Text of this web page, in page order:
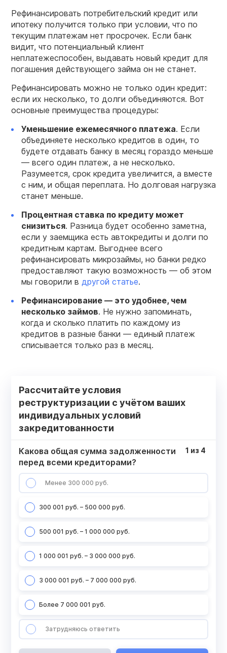
Рефинансировать потребительский кредит или
ипотеку получится только при условии, что по
текущим платежам нет просрочек. Если банк
видит, что потенциальный клиент
неплатежеспособен, выдавать новый кредит для
погашения действующего займа он не станет.
Рефинансировать можно не только один кредит:
если их несколько, то долги объединяются. Вот
основные преимущества процедуры:
Уменьшение ежемесячного платежа. Если
объединяете несколько кредитов в один, то
будете отдавать банку в месяц гораздо меньше
— всего один платеж, а не несколько.
Разумеется, срок кредита увеличится, а вместе
с ним, и общая переплата. Но долговая нагрузка
станет меньше.
Процентная ставка по кредиту может
снизиться. Разница будет особенно заметна,
если у заемщика есть автокредиты и долги по
кредитным картам. Выгоднее всего
рефинансировать микрозаймы, но банки редко
предоставляют такую возможность — об этом
мы говорили в другой статье.
Рефинансирование — это удобнее, чем
несколько займов. Не нужно запоминать,
когда и сколько платить по каждому из
кредитов в разные банки — единый платеж
списывается только раз в месяц.
Рассчитайте условия
реструктуризации с учётом ваших
индивидуальных условий
закредитованности
Какова общая сумма задолженности
перед всеми кредиторами?
Менее 300 000 руб.
300 001 руб. – 500 000 руб.
500 001 руб. – 1 000 000 руб.
1 000 001 руб. – 3 000 000 руб.
3 000 001 руб. – 7 000 000 руб.
Более 7 000 001 руб.
Затрудняюсь ответить
1 из 4